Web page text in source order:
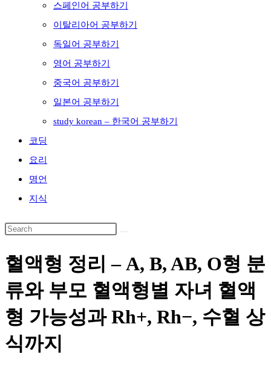
스페인어 공부하기
이탈리아어 공부하기
독일어 공부하기
영어 공부하기
중국어 공부하기
일본어 공부하기
study korean – 한국어 공부하기
코딩
요리
명언
지식
혈액형 정리 – A, B, AB, O형 분
류와 부모 혈액형별 자녀 혈액
형 가능성과 Rh+, Rh−, 수혈 상
식까지